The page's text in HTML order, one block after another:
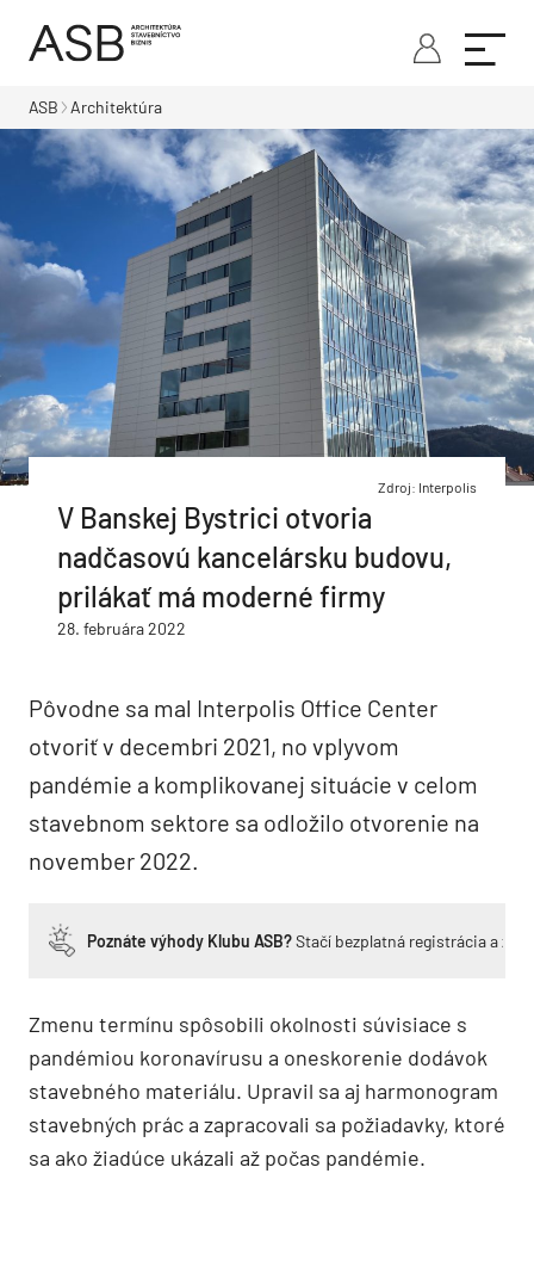
ASB Architektúra
Zdroj: Interpolis
V Banskej Bystrici otvoria
nadčasovú kancelársku budovu,
prilákať má moderné firmy
28. februára 2022
Pôvodne sa mal Interpolis Office Center
otvoriť v decembri 2021, no vplyvom
pandémie a komplikovanej situácie v celom
stavebnom sektore sa odložilo otvorenie na
november 2022.
Poznáte výhody Klubu ASB?Stačí bezplatná registrácia a
Zmenu termínu spôsobili okolnosti súvisiace s
pandémiou koronavírusu a oneskorenie dodávok
stavebného materiálu. Upravil sa aj harmonogram
stavebných prác a zapracovali sa požiadavky, ktoré
sa ako žiadúce ukázali až počas pandémie.